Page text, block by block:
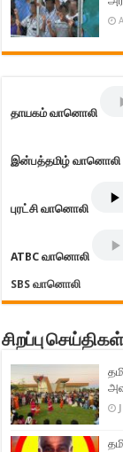
தாயகம் வானொலி
இன்பத்தமிழ் வானொலி
புரட்சி வானொலி
ATBC வானொலி
SBS வானொலி
சிறப்பு